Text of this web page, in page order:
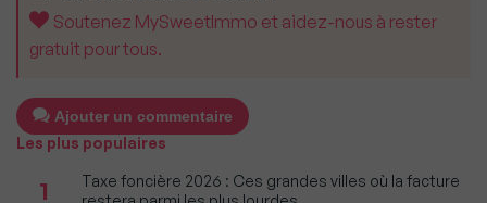
Soutenez MySweetImmo et aidez-nous à rester
gratuit pour tous.
Ajouter un commentaire
Les plus populaires
1
Taxe foncière 2026 : Ces grandes villes où la facture